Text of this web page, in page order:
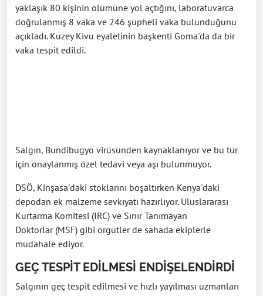
yaklaşık 80 kişinin ölümüne yol açtığını, laboratuvarca
doğrulanmış 8 vaka ve 246 şüpheli vaka bulunduğunu
açıkladı. Kuzey Kivu eyaletinin başkenti Goma'da da bir
vaka tespit edildi.
Salgın, Bundibugyo virüsünden kaynaklanıyor ve bu tür
için onaylanmış özel tedavi veya aşı bulunmuyor.
DSÖ, Kinşasa'daki stoklarını boşaltırken Kenya'daki
depodan ek malzeme sevkıyatı hazırlıyor. Uluslararası
Kurtarma Komitesi (IRC) ve Sınır Tanımayan
Doktorlar (MSF) gibi örgütler de sahada ekiplerle
müdahale ediyor.
GEÇ TESPİT EDİLMESİ ENDİŞELENDİRDİ
Salgının geç tespit edilmesi ve hızlı yayılması uzmanları